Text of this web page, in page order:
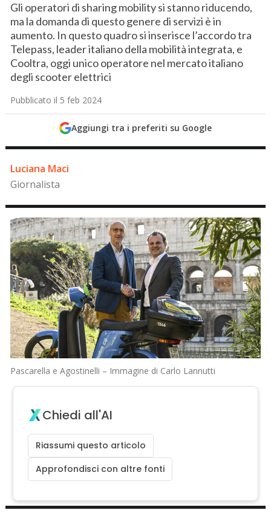
Gli operatori di sharing mobility si stanno riducendo,
ma la domanda di questo genere di servizi è in
aumento. In questo quadro si inserisce l’accordo tra
Telepass, leader italiano della mobilità integrata, e
Cooltra, oggi unico operatore nel mercato italiano
degli scooter elettrici
Pubblicato il 5 feb 2024
Aggiungi tra i preferiti su Google
Luciana Maci
Giornalista
Pascarella e Agostinelli – Immagine di Carlo Lannutti
Chiedi all'AI
Riassumi questo articolo
Approfondisci con altre fonti